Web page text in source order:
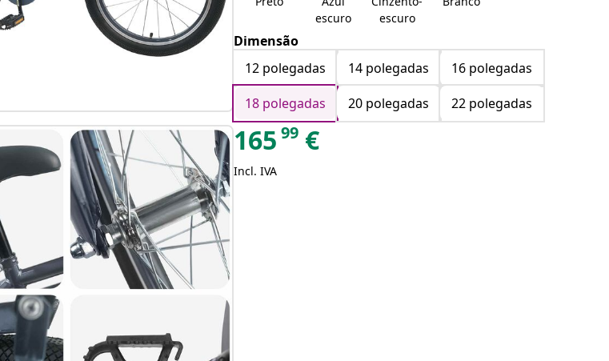
escuro
escuro
Dimensão
12 polegadas
14 polegadas
16 polegadas
18 polegadas
20 polegadas 22 polegadas
165 99 €
Incl. IVA